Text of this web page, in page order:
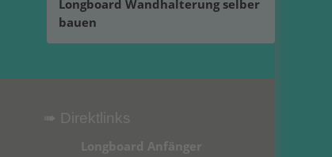
Longboard Wandhalterung selber
bauen
➠ Direktlinks
Longboard Anfänger